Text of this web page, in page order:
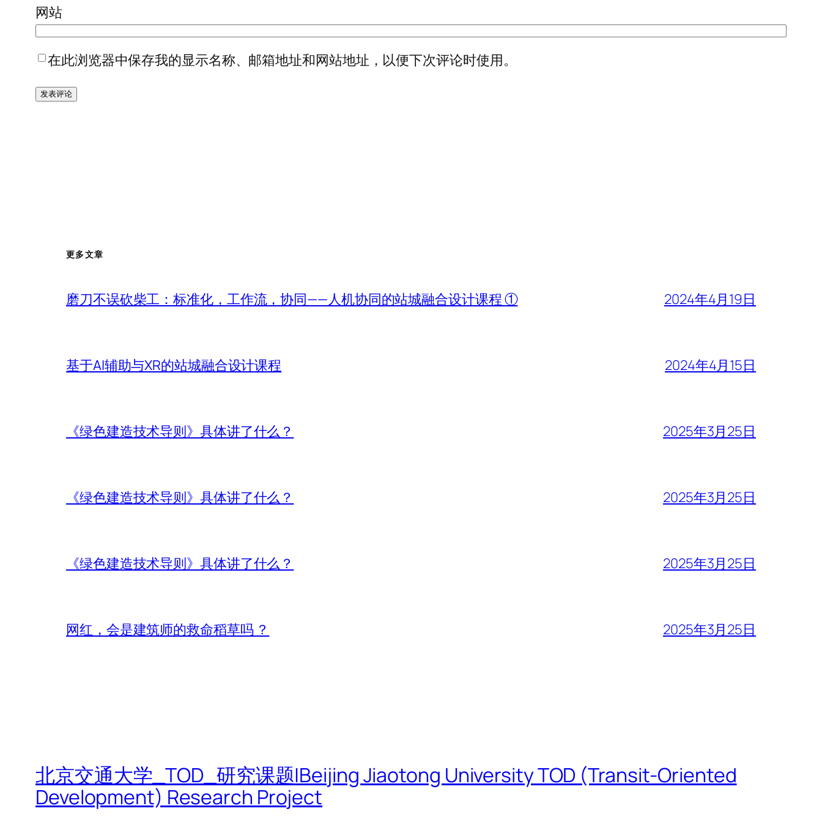
网站
在此浏览器中保存我的显示名称、邮箱地址和网站地址，以便下次评论时使用。
更多文章
磨刀不误砍柴工：标准化，工作流，协同——人机协同的站城融合设计课程 ① 2024年4月19日
基于AI辅助与XR的站城融合设计课程 2024年4月15日
《绿色建造技术导则》具体讲了什么？ 2025年3月25日
《绿色建造技术导则》具体讲了什么？ 2025年3月25日
《绿色建造技术导则》具体讲了什么？ 2025年3月25日
网红，会是建筑师的救命稻草吗 ？ 2025年3月25日
北京交通大学_TOD_研究课题|Beijing Jiaotong University TOD (Transit-Oriented
Development) Research Project